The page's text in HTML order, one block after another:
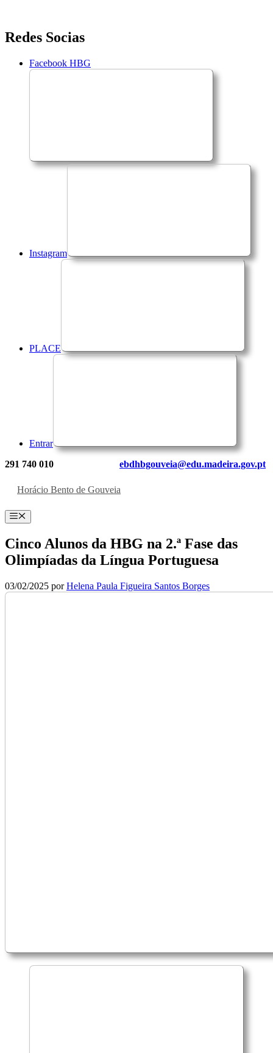
Saltar
para
conteúdo
Redes Socias
Facebook HBG
Instagram
PLACE
Entrar
291 740 010 ebdhbgouveia@edu.madeira.gov.pt
Horácio Bento de Gouveia
Menu
Cinco Alunos da HBG na 2.ª Fase das
Olimpíadas da Língua Portuguesa
03/02/2025 porHelena Paula Figueira Santos Borges